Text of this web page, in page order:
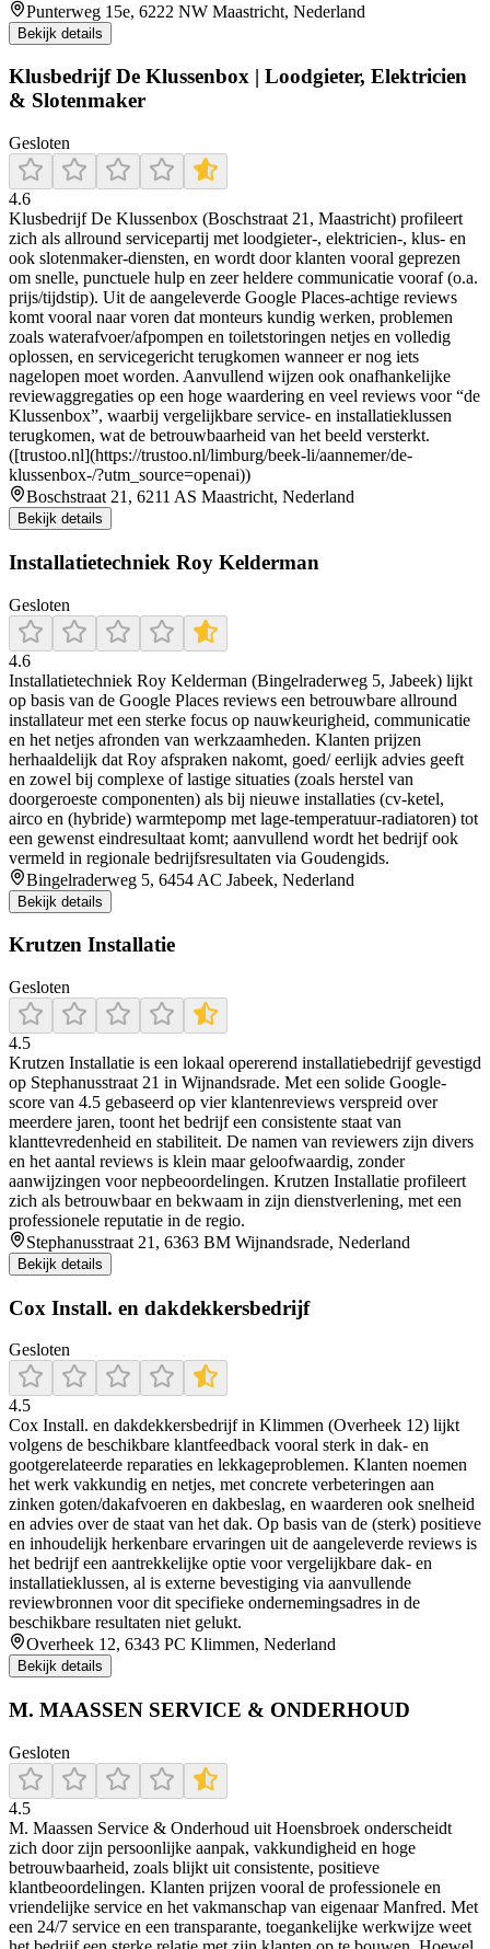
Punterweg 15e, 6222 NW Maastricht, Nederland
Bekijk details
Klusbedrijf De Klussenbox | Loodgieter, Elektricien
& Slotenmaker
Gesloten
4.6
Klusbedrijf De Klussenbox (Boschstraat 21, Maastricht) profileert
zich als allround servicepartij met loodgieter-, elektricien-, klus- en
ook slotenmaker-diensten, en wordt door klanten vooral geprezen
om snelle, punctuele hulp en zeer heldere communicatie vooraf (o.a.
prijs/tijdstip). Uit de aangeleverde Google Places-achtige reviews
komt vooral naar voren dat monteurs kundig werken, problemen
zoals waterafvoer/afpompen en toiletstoringen netjes en volledig
oplossen, en servicegericht terugkomen wanneer er nog iets
nagelopen moet worden. Aanvullend wijzen ook onafhankelijke
reviewaggregaties op een hoge waardering en veel reviews voor “de
Klussenbox”, waarbij vergelijkbare service- en installatieklussen
terugkomen, wat de betrouwbaarheid van het beeld versterkt.
([trustoo.nl](https://trustoo.nl/limburg/beek-li/aannemer/de-
klussenbox-/?utm_source=openai))
Boschstraat 21, 6211 AS Maastricht, Nederland
Bekijk details
Installatietechniek Roy Kelderman
Gesloten
4.6
Installatietechniek Roy Kelderman (Bingelraderweg 5, Jabeek) lijkt
op basis van de Google Places reviews een betrouwbare allround
installateur met een sterke focus op nauwkeurigheid, communicatie
en het netjes afronden van werkzaamheden. Klanten prijzen
herhaaldelijk dat Roy afspraken nakomt, goed/ eerlijk advies geeft
en zowel bij complexe of lastige situaties (zoals herstel van
doorgeroeste componenten) als bij nieuwe installaties (cv-ketel,
airco en (hybride) warmtepomp met lage-temperatuur-radiatoren) tot
een gewenst eindresultaat komt; aanvullend wordt het bedrijf ook
vermeld in regionale bedrijfsresultaten via Goudengids.
Bingelraderweg 5, 6454 AC Jabeek, Nederland
Bekijk details
Krutzen Installatie
Gesloten
4.5
Krutzen Installatie is een lokaal opererend installatiebedrijf gevestigd
op Stephanusstraat 21 in Wijnandsrade. Met een solide Google-
score van 4.5 gebaseerd op vier klantenreviews verspreid over
meerdere jaren, toont het bedrijf een consistente staat van
klanttevredenheid en stabiliteit. De namen van reviewers zijn divers
en het aantal reviews is klein maar geloofwaardig, zonder
aanwijzingen voor nepbeoordelingen. Krutzen Installatie profileert
zich als betrouwbaar en bekwaam in zijn dienstverlening, met een
professionele reputatie in de regio.
Stephanusstraat 21, 6363 BM Wijnandsrade, Nederland
Bekijk details
Cox Install. en dakdekkersbedrijf
Gesloten
4.5
Cox Install. en dakdekkersbedrijf in Klimmen (Overheek 12) lijkt
volgens de beschikbare klantfeedback vooral sterk in dak- en
gootgerelateerde reparaties en lekkageproblemen. Klanten noemen
het werk vakkundig en netjes, met concrete verbeteringen aan
zinken goten/dakafvoeren en dakbeslag, en waarderen ook snelheid
en advies over de staat van het dak. Op basis van de (sterk) positieve
en inhoudelijk herkenbare ervaringen uit de aangeleverde reviews is
het bedrijf een aantrekkelijke optie voor vergelijkbare dak- en
installatieklussen, al is externe bevestiging via aanvullende
reviewbronnen voor dit specifieke ondernemingsadres in de
beschikbare resultaten niet gelukt.
Overheek 12, 6343 PC Klimmen, Nederland
Bekijk details
M. MAASSEN SERVICE & ONDERHOUD
Gesloten
4.5
M. Maassen Service & Onderhoud uit Hoensbroek onderscheidt
zich door zijn persoonlijke aanpak, vakkundigheid en hoge
betrouwbaarheid, zoals blijkt uit consistente, positieve
klantbeoordelingen. Klanten prijzen vooral de professionele en
vriendelijke service en het vakmanschap van eigenaar Manfred. Met
een 24/7 service en een transparante, toegankelijke werkwijze weet